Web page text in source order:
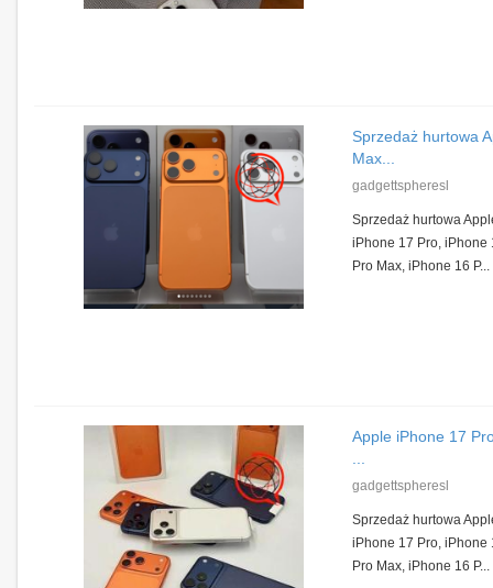
Sprzedaż hurtowa
Max...
gadgettspheresl
Sprzedaż hurtowa
iPhone 17 Pro, iPhone
Pro Max, iPhone 16 P...
Apple iPhone 17
gadgettspheresl
Sprzedaż hurtowa
iPhone 17 Pro, iPhone
Pro Max, iPhone 16 P...